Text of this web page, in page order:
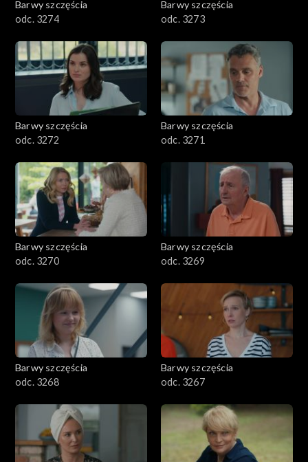
Barwy szczęścia
odc. 3274
Barwy szczęścia
odc. 3273
Barwy szczęścia
odc. 3272
Barwy szczęścia
odc. 3271
Barwy szczęścia
odc. 3270
Barwy szczęścia
odc. 3269
Barwy szczęścia
odc. 3268
Barwy szczęścia
odc. 3267